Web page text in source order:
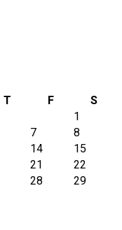
T F
S
1
7
8
14
15
21
22
28
29